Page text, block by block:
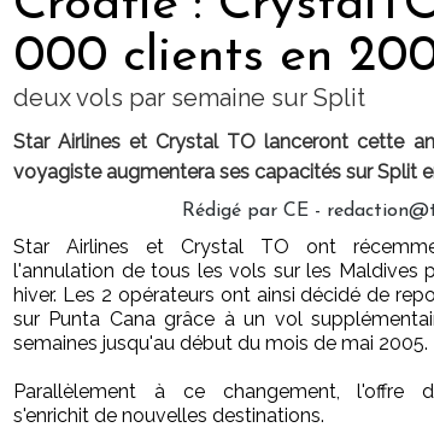
000 clients en
deux vols par semaine sur Split
Star Airlines et Crystal TO lanceront cette
voyagiste augmentera ses capacités sur Split
Rédigé par CE -
Star Airlines et Crystal TO ont
l'annulation de tous les vols sur les Maldives
hiver. Les 2 opérateurs ont ainsi décidé de
sur Punta Cana grâce à un vol
semaines jusqu'au début du mois de mai 2005.
Parallèlement à ce changement, l'offre
s'enrichit de nouvelles destinations.